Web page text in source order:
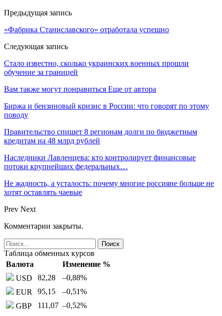
Предыдущая запись
«Фабрика Станиславского» отработала успешно
Следующая запись
Стало известно, сколько украинских военных прошли
обучение за границей
Вам также могут понравиться Еще от автора
Биржа и бензиновый кризис в России: что говорят по этому
поводу
Правительство спишет 8 регионам долги по бюджетным
кредитам на 48 млрд рублей
Наследники Лавленцева: кто контролирует финансовые
потоки крупнейших федеральных…
Не жадность, а усталость: почему многие россияне больше не
хотят оставлять чаевые
Prev Next
Комментарии закрыты.
Таблица обменных курсов
Валюта
Изменение %
USD
82,28 –0,88%
EUR
95,15 –0,51%
GBP
111,07 –0,52%